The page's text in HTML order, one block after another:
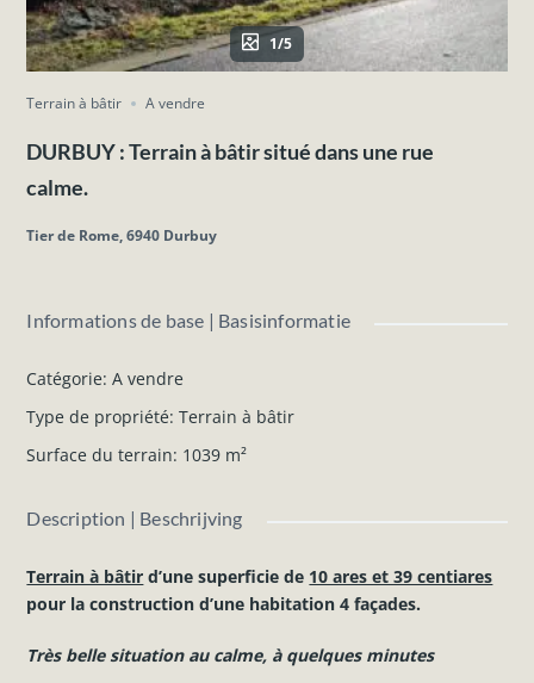
1/5
Terrain à bâtir A vendre
DURBUY : Terrain à bâtir situé dans une rue
calme.
Tier de Rome, 6940 Durbuy
Informations de base | Basisinformatie
Catégorie: A vendre
Type de propriété: Terrain à bâtir
Surface du terrain: 1039 m²
Description | Beschrijving
Terrain à bâtir d’une superficie de 10 ares et 39 centiares
pour la construction d’une habitation 4 façades.
Très belle situation au calme, à quelques minutes